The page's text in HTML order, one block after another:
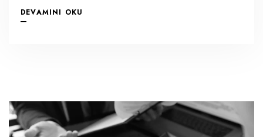
DEVAMINI OKU